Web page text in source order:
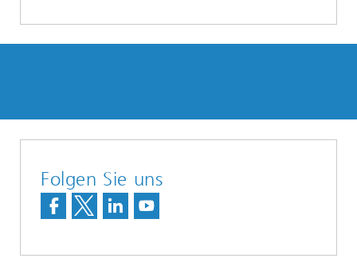
Folgen Sie uns